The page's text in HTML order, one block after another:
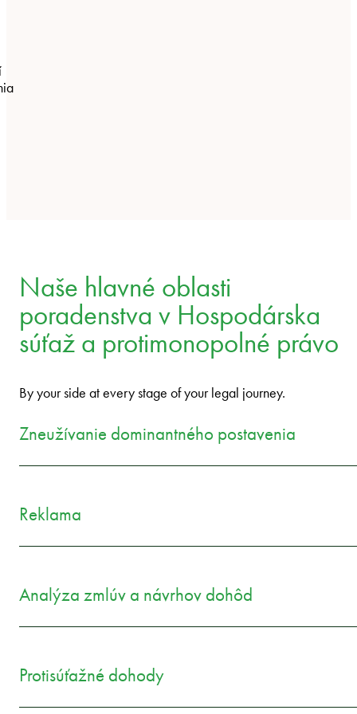
Naše hlavné oblasti
poradenstva v Hospodárska
súťaž a protimonopolné právo
By your side at every stage of your legal journey.
Zneužívanie dominantného postavenia
Reklama
Analýza zmlúv a návrhov dohôd
Protisúťažné dohody